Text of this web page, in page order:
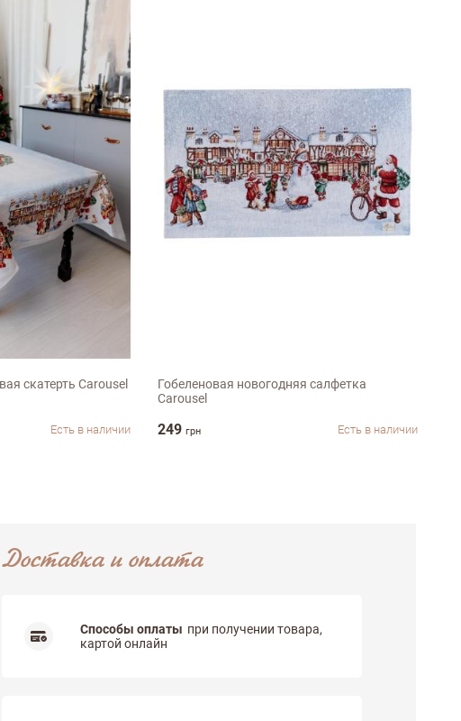
скатерть Carousel
Есть в наличии
Гобеленовая новогодняя салфетка
Carousel
249 грн Есть в наличии
Доставка и оплата
Способы оплаты при получении товара,
картой онлайн